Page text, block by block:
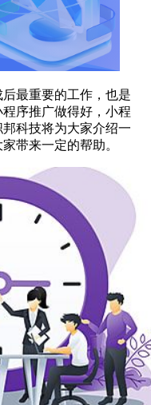
最重要的工作，也是
序推广做得好，小程
科技将为大家介绍一
带来一定的帮助。